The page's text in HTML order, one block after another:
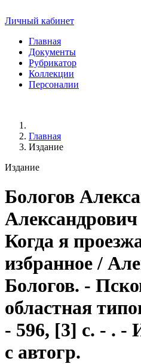
Личный кабинет
Главная
Документы
Рубрикатор
Коллекции
Персоналии
Главная
Издание
Издание
Бологов
Александрович
Когда я
избранное /
Бологов. -
областная
- 596, [3] с. - .
с автогр.